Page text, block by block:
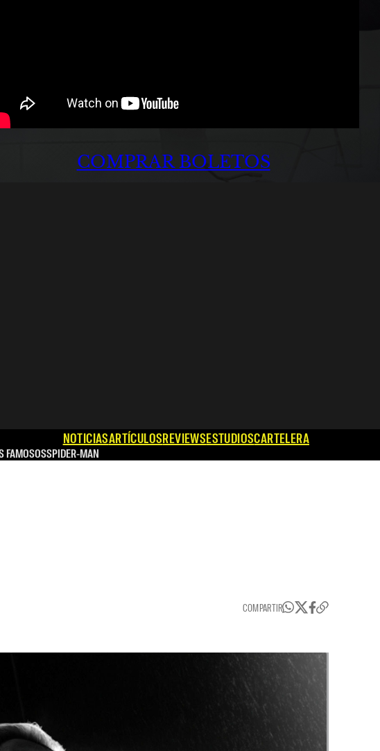
COMPRAR BOLETOS
NOTICIASARTÍCULOSREVIEWSESTUDIOSCARTELERA
FAMOSOSSPIDER-MAN
COMPARTIR